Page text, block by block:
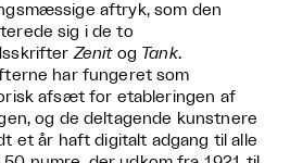
aftryk, som den
sig i de to
Zenitog Tank.
har fungeret som
afsæt for etableringen af
og de deltagende kunstnere
et år haft digitalt adgang til alle